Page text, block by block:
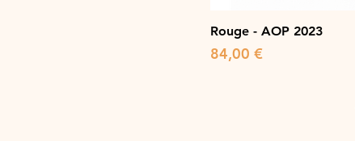
Rouge - AOP 2023
Prix
84,00 €